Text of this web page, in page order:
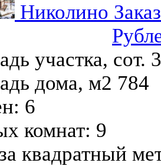
Николино
участка, сот.
дома, м2 784
6
комнат: 9
квадратный